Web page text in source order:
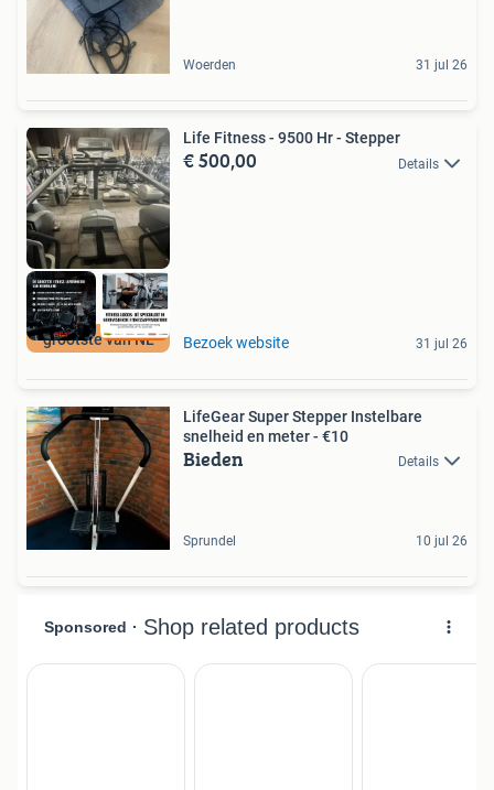
Woerden 31 jul 26
grootste van NL
Life Fitness - 9500 Hr - Stepper
€ 500,00 Details
Bezoek website 31 jul 26
LifeGear Super Stepper Instelbare
snelheid en meter - €10
Bieden Details
Sprundel 10 jul 26